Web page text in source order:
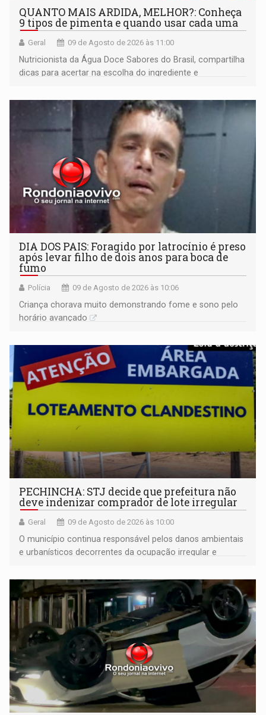
QUANTO MAIS ARDIDA, MELHOR?: Conheça
9 tipos de pimenta e quando usar cada uma
Geral 09 de Agosto de 2026 às 11:00
Nutricionista da Água Doce Sabores do Brasil, compartilha
dicas para acertar na escolha do ingrediente e
DIA DOS PAIS: Foragido por latrocínio é preso
após levar filho de dois anos para boca de
fumo
Polícia 09 de Agosto de 2026 às 10:06
Criança chorava muito demonstrando fome e sono pelo
horário avançado
PECHINCHA: STJ decide que prefeitura não
deve indenizar comprador de lote irregular
Geral 09 de Agosto de 2026 às 10:00
O município continua responsável pelos danos ambientais
e urbanísticos decorrentes da ocupação irregular e